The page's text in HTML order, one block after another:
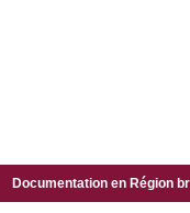
Documentation en Région